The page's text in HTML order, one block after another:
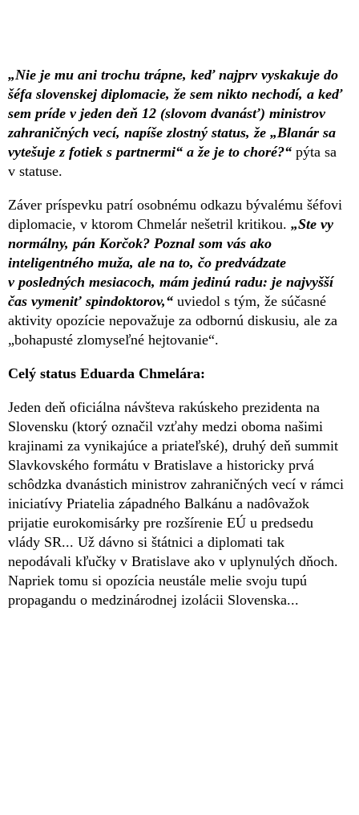
„Nie je mu ani trochu trápne, keď najprv vyskakuje do
šéfa slovenskej diplomacie, že sem nikto nechodí, a keď
sem príde v jeden deň 12 (slovom dvanásť) ministrov
zahraničných vecí, napíše zlostný status, že „Blanár sa
vytešuje z fotiek s partnermi“ a že je to choré?“ pýta sa
v statuse.
Záver príspevku patrí osobnému odkazu bývalému šéfovi
diplomacie, v ktorom Chmelár nešetril kritikou. „Ste vy
normálny, pán Korčok? Poznal som vás ako
inteligentného muža, ale na to, čo predvádzate
v posledných mesiacoch, mám jedinú radu: je najvyšší
čas vymeniť spindoktorov,“ uviedol s tým, že súčasné
aktivity opozície nepovažuje za odbornú diskusiu, ale za
„bohapusté zlomyseľné hejtovanie“.
Celý status Eduarda Chmelára:
Jeden deň oficiálna návšteva rakúskeho prezidenta na
Slovensku (ktorý označil vzťahy medzi oboma našimi
krajinami za vynikajúce a priateľské), druhý deň summit
Slavkovského formátu v Bratislave a historicky prvá
schôdzka dvanástich ministrov zahraničných vecí v rámci
iniciatívy Priatelia západného Balkánu a nadôvažok
prijatie eurokomisárky pre rozšírenie EÚ u predsedu
vlády SR... Už dávno si štátnici a diplomati tak
nepodávali kľučky v Bratislave ako v uplynulých dňoch.
Napriek tomu si opozícia neustále melie svoju tupú
propagandu o medzinárodnej izolácii Slovenska...